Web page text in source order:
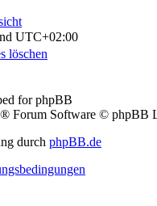
UTC+02:00
löschen
for phpBB
® Forum Software © phpBB
durch phpBB.de